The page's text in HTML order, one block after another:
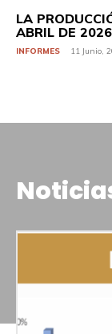
LA
ABRIL DE
INFORMES 11 Junio,